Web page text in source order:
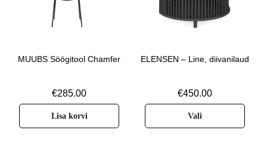
MUUBS Söögitool Chamfer
€285.00
Lisa korvi
ELENSEN – Line, diivanilaud
€450.00
Vali